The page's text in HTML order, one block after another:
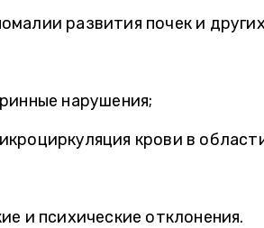
развития почек и
нарушения;
крови в
и психические отклонения.